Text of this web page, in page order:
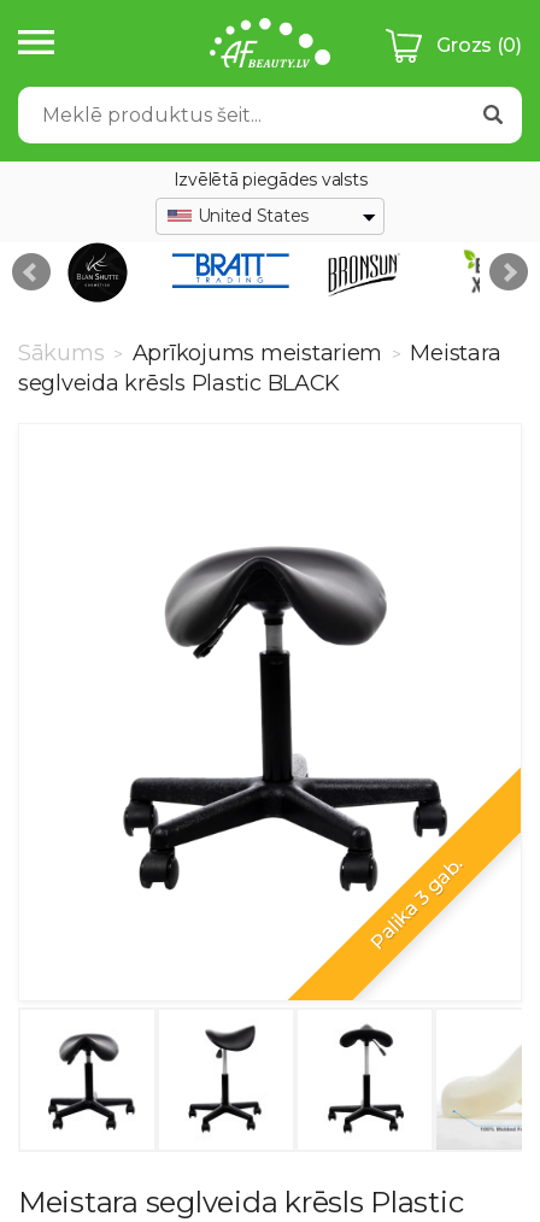
Grozs (0)
Izvēlētā piegādes valsts
United States
Sākums > Aprīkojums meistariem > Meistara
seglveida krēsls Plastic BLACK
Palika 3 gab.
Meistara seglveida krēsls Plastic